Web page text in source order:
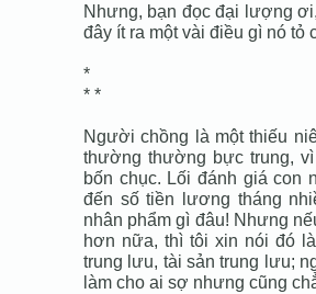
Nhưng, bạn đọc đại lượng
đây ít ra một vài điều gì nó tỏ
*
* *
Người chồng là một thiếu
thường thường bực trung,
bốn chục. Lối đánh giá
đến số tiền lương tháng
nhân phẩm gì đâu! Nhưng
hơn nữa, thì tôi xin nói đó
trung lưu, tài sản trung lưu;
làm cho ai sợ nhưng cũng